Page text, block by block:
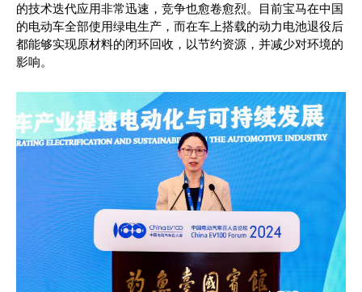
的技术迭代应用非常迅速，竞争也愈卷愈烈。目前宝马在中国
的电动车全部使用绿电生产，而在车上搭载的动力电池退役后
都能够实现原材料的闭环回收，以节约资源，并减少对环境的
影响。